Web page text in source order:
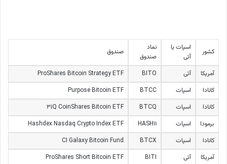
کشور
اسپات یا
آتی
نماد
صندوق
صندوق
آمریکا آتی BITO
ProShares Bitcoin Strategy ETF
کانادا
اسپات BTCC
Purpose Bitcoin ETF
کانادا
اسپات BTCQ
3iQ CoinShares Bitcoin ETF
برمودا
اسپات HASH11
Hashdex Nasdaq Crypto Index ETF
کانادا
اسپات BTCX
CI Galaxy Bitcoin Fund
آمریکا
آتی BITI
ProShares Short Bitcoin ETF